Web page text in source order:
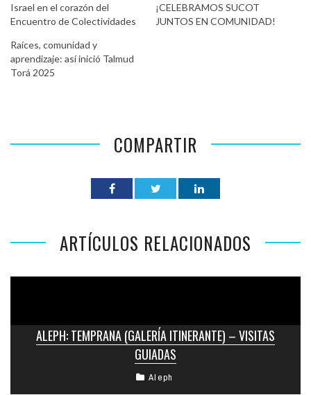
Israel en el corazón del
Encuentro de Colectividades
¡CELEBRAMOS SUCOT
JUNTOS EN COMUNIDAD!
Raíces, comunidad y
aprendizaje: así inició Talmud
Torá 2025
COMPARTIR
ARTÍCULOS RELACIONADOS
ALEPH: TEMPRANA (GALERÍA ITINERANTE) – VISITAS
GUIADAS
Aleph